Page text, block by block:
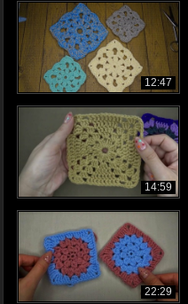
12:47
14:59
22:29